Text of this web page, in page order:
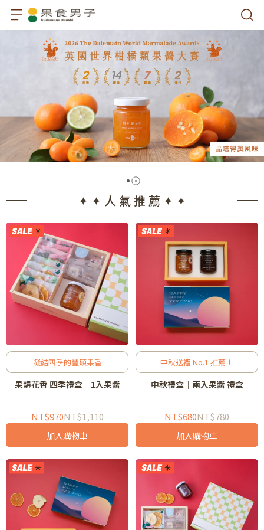
✦ ✦ 人 氣 推 薦 ✦ ✦
凝結四季的豐碩果香
果韻花香 四季禮盒｜1入果醬
NT$970NT$1,110
加入購物車
中秋送禮 No.1 推薦！
中秋禮盒｜兩入果醬 禮盒
NT$680NT$780
加入購物車